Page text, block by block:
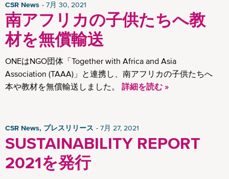
CSR News 7月 30, 2021
南アフリカの子供たちへ教
材を無償輸送
ONEはNGO団体「Together with Africa and Asia
Association (TAAA)」と連携し、南アフリカの子供たちへ
本や教材を無償輸送しました。 詳細を読む »
CSR News, プレスリリース 7月 27, 2021
SUSTAINABILITY REPORT
2021を発行